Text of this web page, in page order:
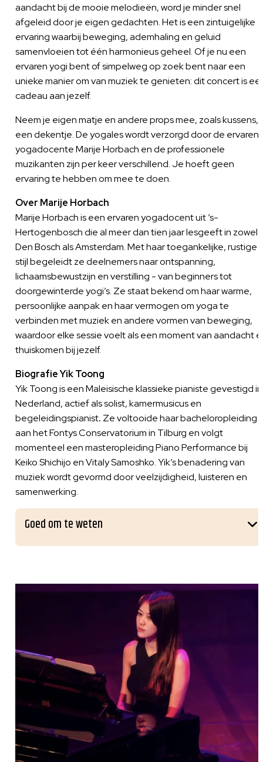
aandacht bij de mooie melodieën, word je minder snel
afgeleid door je eigen gedachten. Het is een zintuigelijke
ervaring waarbij beweging, ademhaling en geluid
samenvloeien tot één harmonieus geheel. Of je nu een
ervaren yogi bent of simpelweg op zoek bent naar een
unieke manier om van muziek te genieten: dit concert is
cadeau aan jezelf.
Neem je eigen matje en andere props mee, zoals kussens,
een dekentje. De yogales wordt verzorgd door de ervaren
yogadocente Marije Horbach en de professionele
muzikanten zijn per keer verschillend. Je hoeft geen
ervaring te hebben om mee te doen.
Over Marije Horbach
Marije Horbach is een ervaren yogadocent uit ’s-
Hertogenbosch die al meer dan tien jaar lesgeeft in zowel
Den Bosch als Amsterdam. Met haar toegankelijke, rustige
stijl begeleidt ze deelnemers naar ontspanning,
lichaamsbewustzijn en verstilling - van beginners tot
doorgewinterde yogi’s. Ze staat bekend om haar warme,
persoonlijke aanpak en haar vermogen om yoga te
verbinden met muziek en andere vormen van beweging,
waardoor elke sessie voelt als een moment van aandacht
thuiskomen bij jezelf.
Biografie Yik Toong
Yik Toong is een Maleisische klassieke pianiste gevestigd in
Nederland, actief als solist, kamermusicus en
begeleidingspianist. Ze voltooide haar bacheloropleiding
aan het Fontys Conservatorium in Tilburg en volgt
momenteel een masteropleiding Piano Performance bij
Keiko Shichijo en Vitaly Samoshko. Yik’s benadering van
muziek wordt gevormd door veelzijdigheid, luisteren en
samenwerking.
Goed om te weten